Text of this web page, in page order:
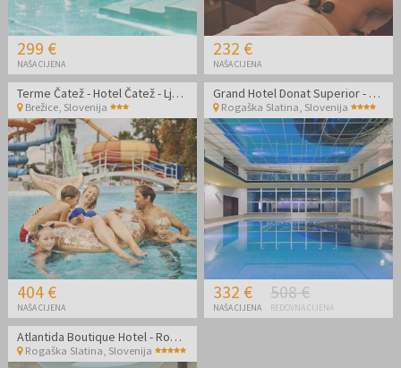
299 €
NAŠA CIJENA
232 €
NAŠA CIJENA
Terme Čatež - Hotel Čatež - Ljetna termalna zabava
Brežice, Slovenija
404 €
NAŠA CIJENA
Grand Hotel Donat Superior - Luksuzno opuštanje tijekom vikenda
Rogaška Slatina, Slovenija
332 €
NAŠA CIJENA
508 €
REDOVNA CIJENA
Atlantida Boutique Hotel - Romantično opuštanje u hotelu s pet zvjezdica
Rogaška Slatina Slovenija